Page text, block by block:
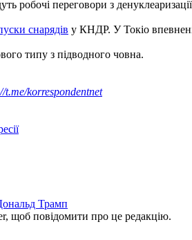
робочі переговори з
снарядів у КНДР. У Токіо
типу з підводного човна.
t.me/korrespondentnet
Трамп
щоб повідомити про це редакцію.